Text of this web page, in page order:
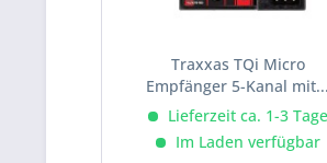
Traxxas TQi Micro
Empfänger 5-Kanal mit...
Lieferzeit ca. 1-3 Tage
Im Laden verfügbar